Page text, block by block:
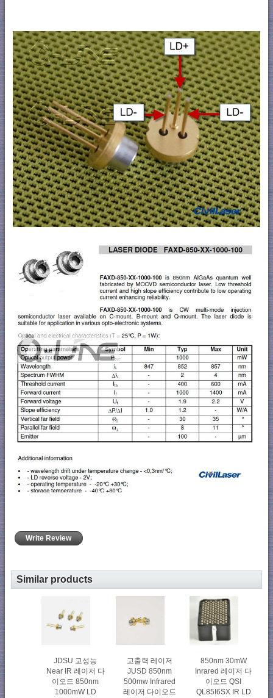
Write Review
Similar products
JDSU 고성능
Near IR 레이저 다
이오드 850nm
1000mW LD
고출력 레이저
JUSD 850nm
500mw Infrared
레이저 다이오드
850nm 30mW
Inrared 레이저 다
이오드 QSI
QL85I6SX IR LD